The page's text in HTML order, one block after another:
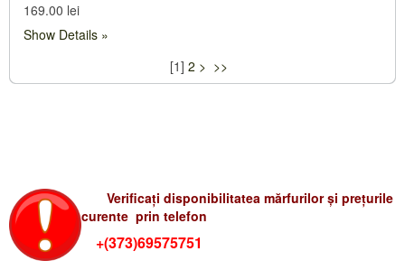
169.00 lei
Show Details
[1] 2 > >>
Verificați disponibilitatea mărfurilor și prețurile
curente prin telefon
+(373)69575751